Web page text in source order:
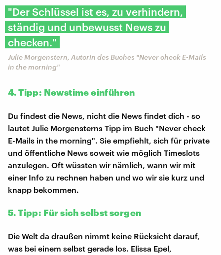
"Der Schlüssel ist es, zu verhindern,
ständig und unbewusst News zu
checken."
Julie Morgenstern, Autorin des Buches "Never check E-Mails
in the morning"
4. Tipp: Newstime einführen
Du findest die News, nicht die News findet dich - so
lautet Julie Morgensterns Tipp im Buch "Never check
E-Mails in the morning". Sie empfiehlt, sich für private
und öffentliche News soweit wie möglich Timeslots
anzulegen. Oft wüssten wir nämlich, wann wir mit
einer Info zu rechnen haben und wo wir sie kurz und
knapp bekommen.
5. Tipp: Für sich selbst sorgen
Die Welt da draußen nimmt keine Rücksicht darauf,
was bei einem selbst gerade los. Elissa Epel,